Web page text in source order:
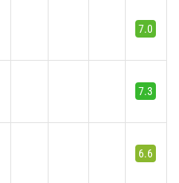
7.0
7.3
6.6